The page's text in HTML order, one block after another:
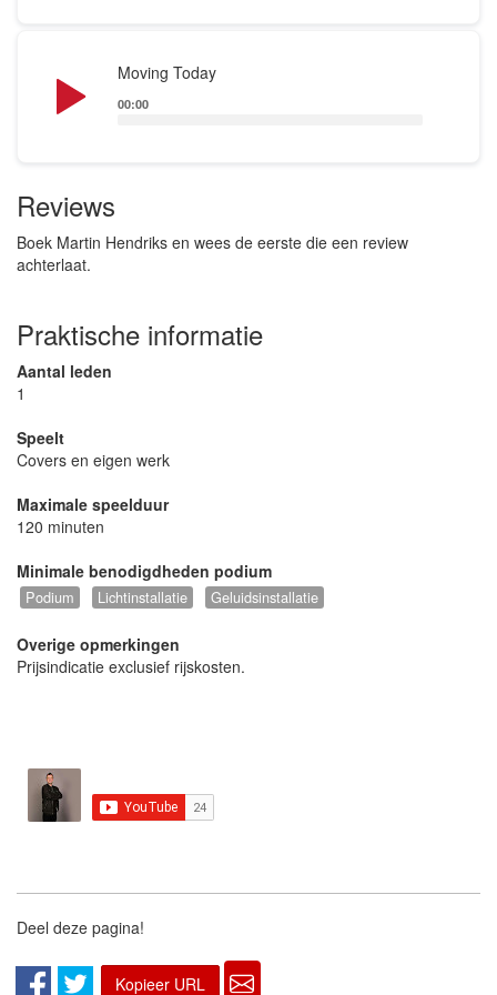
Borsato, Jan Smit. Mijn allergrootste inspiratiebron
Martin Hendriks
Moving Today
Player
00:00
Reviews
Boek Martin Hendriks en wees de eerste die een review
achterlaat.
Praktische informatie
Aantal leden
1
Speelt
Covers en eigen werk
Maximale speelduur
120 minuten
Minimale benodigdheden podium
Podium Lichtinstallatie Geluidsinstallatie
Overige opmerkingen
Prijsindicatie exclusief rijskosten.
Deel deze pagina!
Kopieer URL